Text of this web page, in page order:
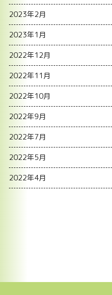
2023年2月
2023年1月
2022年12月
2022年11月
2022年10月
2022年9月
2022年7月
2022年5月
2022年4月